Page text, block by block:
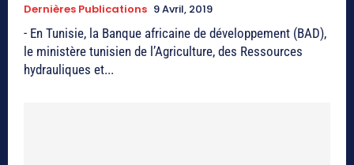
Dernières Publications 9 Avril, 2019
- En Tunisie, la Banque africaine de développement (BAD),
le ministère tunisien de l’Agriculture, des Ressources
hydrauliques et...